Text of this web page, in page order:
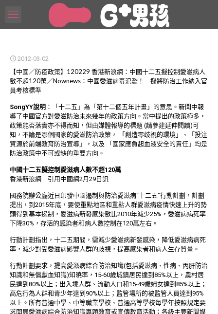
2012-03-02
【中國／防疫政策】120229 香港新浪網：中國十二五擬控制愛滋病人
數不超120萬／Nownews：中國愛滋病毒氾濫！ 擬將防治工作納入官
員考核標準
SongYY說明 ：「十二五」為「第十二個五年計畫」的意思。新聞中報
導了中國官方對愛滋防治未來幾年的政策方向。當中提出的政策極多，
政策能否落實亦不得而知，但由媒體報導的標題 (請參建延伸閱讀)可
知，不論是哪個國家的愛滋防治政策， 「創造零歧視的環境」、「投注
資源於前端教育防治宣導」，以及 「國家應負起血液安全的責任」均是
防治政策中不可或缺的重要方向。
中國十二五擬控制愛滋病人數不超120萬
香港新浪網 引用中國網2月29日訊
國務院辦公廳近日印發中國遏制與防治愛滋病“十二五”行動計劃，計劃
提出，到2015年底，要使重點地區和重點人群愛滋病疫情快速上升的勢
頭得到基本遏制，愛滋病新發感染數比2010年減少25%，愛滋病病死率
下降30%，存活的感染者和病人數控制在120萬左右。
行動計劃指出，十二五期間，需減少愛滋病新發感染，降低愛滋病病死
率，減少對受愛滋病影響人群的歧視，提高感染者和病人生存質量。
行動計劃要求，提高愛滋病綜合防治知識(包括愛滋病、性病、丙肝防治
知識和無償獻血知識)知曉率，15-60歲城鎮居民達到85%以上，農村居
民達到80%以上；出入境人群、流動人口和15-49歲婦女達到85%以上；
高危行為人群和青少年達到90%以上；監管場所的被監管人員達到95%
以上。所有普通中學、中等職業學校、普通高等學校每學年按照規定要
求開展愛滋病綜合防治知識專題教育或宣傳教育活動；各級主要新聞媒